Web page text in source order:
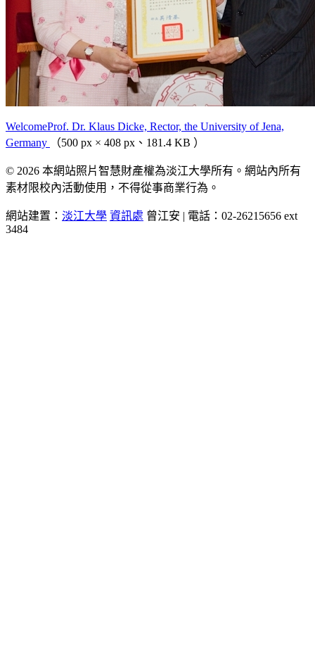
WelcomeProf. Dr. Klaus Dicke, Rector, the University of Jena,
Germany
（500 px × 408 px、181.4 KB ）
© 2026 本網站照片智慧財產權為淡江大學所有。網站內所有
素材限校內活動使用，不得從事商業行為。
網站建置： 淡江大學 資訊處 曾江安 | 電話：02-26215656 ext
3484